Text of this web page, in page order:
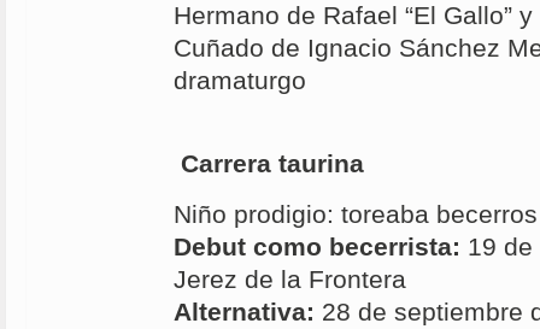
Hermano de Rafael “El Gallo”
Cuñado de Ignacio Sánchez
dramaturgo
Carrera taurina
Niño prodigio: toreaba
Debut como becerrista: 19 de
Jerez de la Frontera
Alternativa: 28 de septiembre